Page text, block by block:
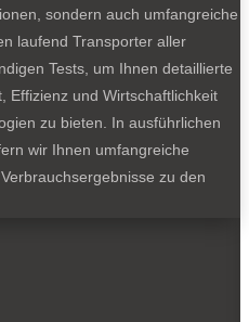
sondern auch umfangreiche
laufend Transporter aller
Tests, um Ihnen detaillierte
Effizienz und Wirtschaftlichkeit
zu bieten. In ausführlichen
wir Ihnen umfangreiche
zu den